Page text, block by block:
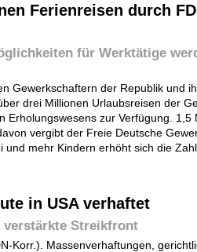
Ferienreisen durch
für Werktätige
Gewerkschaftern der Republik und
drei Millionen Urlaubsreisen der
Erholungswesens zur Verfügung. 1,5
vergibt der Freie Deutsche
und mehr Kindern erhöht sich die
in USA verhaftet
verstärkte Streikfront
Korr.). Massenverhaftungen,